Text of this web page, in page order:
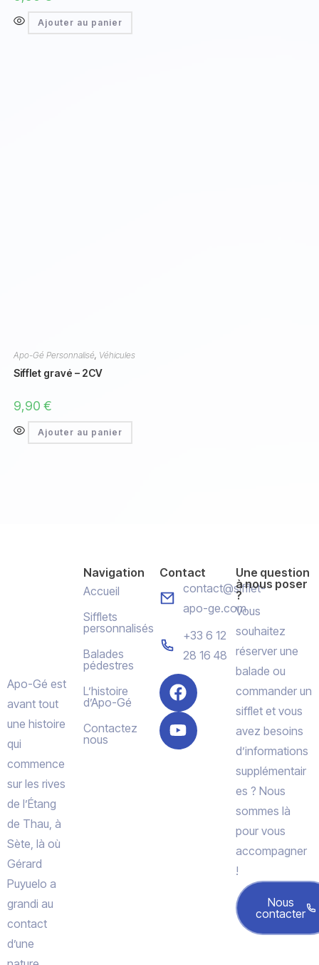
Ajouter au panier
Apo-Gé Personnalisé, Véhicules
Sifflet gravé – 2CV
9,90 €
Ajouter au panier
Apo-Gé est
avant tout
une histoire
qui
commence
sur les rives
de l’Étang
de Thau, à
Sète, là où
Gérard
Puyuelo a
grandi au
contact
d’une
Navigation
Accueil
Sifflets
personnalisés
Balades
pédestres
L’histoire
d’Apo-Gé
Contactez
nous
Contact
contact@sifflet-
apo-ge.com
+33 6 12
28 16 48
Une question
à nous poser
?
Vous
souhaitez
réserver une
balade ou
commander un
sifflet et vous
avez besoins
d’informations
supplémentair
es ? Nous
sommes là
pour vous
accompagner
!
Nous
contacter